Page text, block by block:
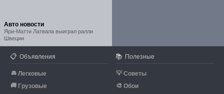
Авто новости
Яри-Матти Латвала выиграл ралли
Швеции
📋 Объявления
🚘 Легковые
🚚 Грузовые
📚 Полезные
💡 Советы
🎨 Обои